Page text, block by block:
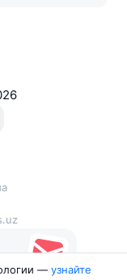
— узнайте